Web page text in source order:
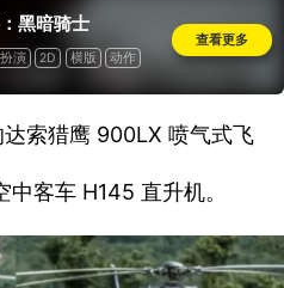
黑暗骑士
演 2D 横版
动作
查看更多
索猎鹰 900LX 喷气式飞
客车 H145 直升机。